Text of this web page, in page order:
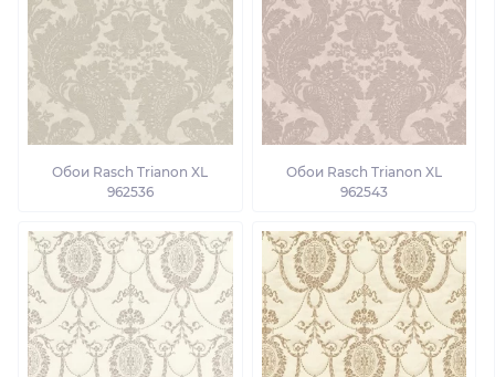
Обои Rasch Trianon XL
962536
Обои Rasch Trianon XL
962543